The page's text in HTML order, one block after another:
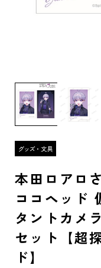
本田ロアロ
ココヘッド
タントカメ
セット【超
ド】